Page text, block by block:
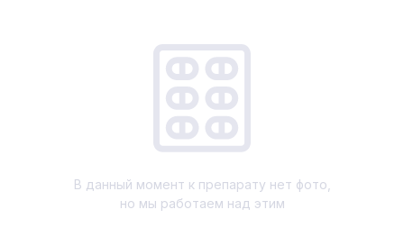
В данный момент к препарату нет фото,
но мы работаем над этим